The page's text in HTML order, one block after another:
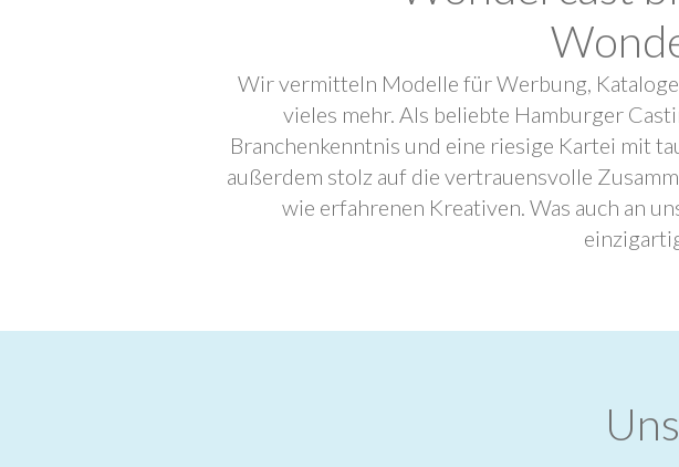
Wir vermitteln Modelle für Werbung,
vieles mehr. Als beliebte Hamburger
Branchenkenntnis und eine riesige Kartei mit
außerdem stolz auf die vertrauensvolle
wie erfahrenen Kreativen. Was auch an